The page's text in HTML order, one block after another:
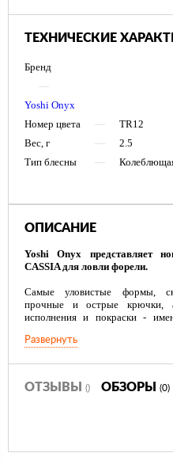
ТЕХНИЧЕСКИЕ
Бренд
—
Yoshi Onyx
Номер цвета
—
TR12
Вес, г
—
2.5
Тип блесны
—
ОПИСАНИЕ
Yoshi Onyx представляет
CASSIA для ловли форели.
Самые уловистые формы,
прочные и острые крючки, а
исполнения и покраски -
Форелевые блесны Yoshi Onyx
водоемах, где разводят
имеется набор проверенных
применять. Охота за форелью
Развернуть
ОТЗЫВЫ () ОБЗОРЫ (0)